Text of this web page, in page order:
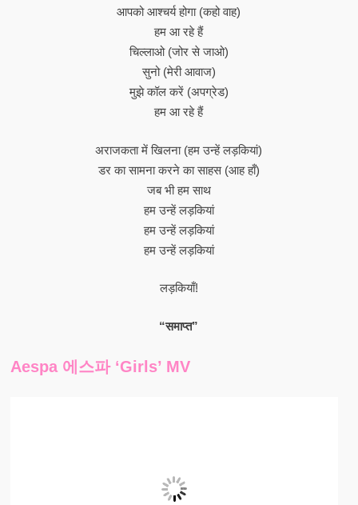
आपको आश्चर्य होगा (कहो वाह)
हम आ रहे हैं
चिल्लाओ (जोर से जाओ)
सुनो (मेरी आवाज)
मुझे कॉल करें (अपग्रेड)
हम आ रहे हैं
अराजकता में खिलना (हम उन्हें लड़कियां)
डर का सामना करने का साहस (आह हाँ)
जब भी हम साथ
हम उन्हें लड़कियां
हम उन्हें लड़कियां
हम उन्हें लड़कियां
लड़कियाँ!
“समाप्त”
Aespa 에스파 ‘Girls’ MV